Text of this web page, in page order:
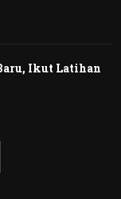
Ikut Latihan